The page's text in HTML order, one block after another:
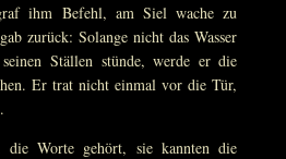
ihm Befehl, am Siel wache zu
zurück: Solange nicht das Wasser
Ställen stünde, werde er die
Er trat nicht einmal vor die Tür,
die Worte gehört, sie kannten die